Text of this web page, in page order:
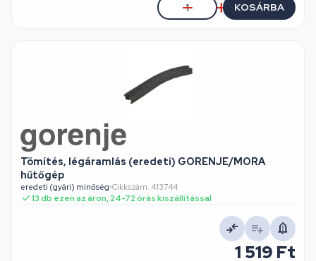
KOSÁRBA
Tömítés, légáramlás (eredeti) GORENJE/MORA
hűtőgép
eredeti (gyári) minőség•Cikkszám: 413744
13 db ezen az áron, 24-72 órás kiszállítással
1 519 Ft